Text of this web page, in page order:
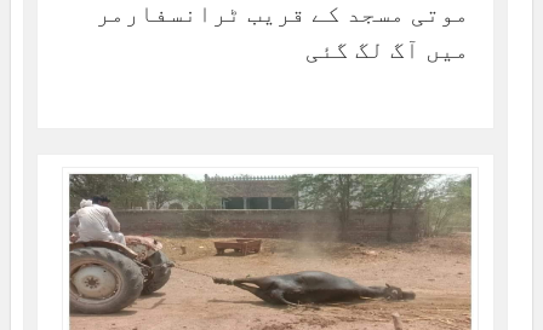
موتی مسجد کے قریب ٹرانسفارمر
میں آگ لگ گئی